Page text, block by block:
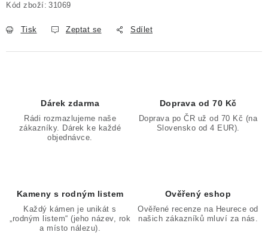
Kód zboží: 31069
Tisk Zeptat se Sdílet
Dárek zdarma
Rádi rozmazlujeme naše
zákazníky. Dárek ke každé
objednávce.
Doprava od 70 Kč
Doprava po ČR už od 70 Kč (na
Slovensko od 4 EUR).
Kameny s rodným listem
Každý kámen je unikát s
„rodným listem“ (jeho název, rok
a místo nálezu).
Ověřený eshop
Ověřené recenze na Heurece od
našich zákazníků mluví za nás.